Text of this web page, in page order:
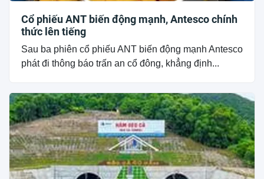
Cổ phiếu ANT biến động mạnh, Antesco chính
thức lên tiếng
Sau ba phiên cổ phiếu ANT biến động mạnh Antesco
phát đi thông báo trấn an cổ đông, khẳng định...